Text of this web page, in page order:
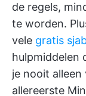
de regels,
te worden.
vele gratis
hulpmiddelen
je nooit alleen
allereerste